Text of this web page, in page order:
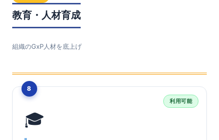
教育・人材育成
組織のGxP人材を底上げ
8
利用可能
🎓